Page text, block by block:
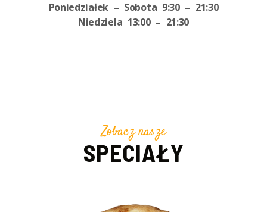
Poniedziałek – Sobota 9:30 – 21:30
Niedziela 13:00 – 21:30
Zobacz nasze
SPECIAŁY